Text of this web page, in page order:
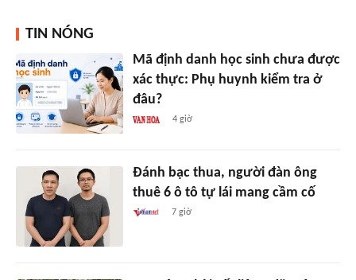
TIN NÓNG
Mã định danh học sinh chưa được
xác thực: Phụ huynh kiểm tra ở
đâu?
4 giờ
Đánh bạc thua, người đàn ông
thuê 6 ô tô tự lái mang cầm cố
7 giờ